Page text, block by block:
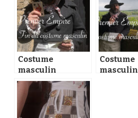
Costume
masculin
Premier Empire :
la redingote
Costume
masculin